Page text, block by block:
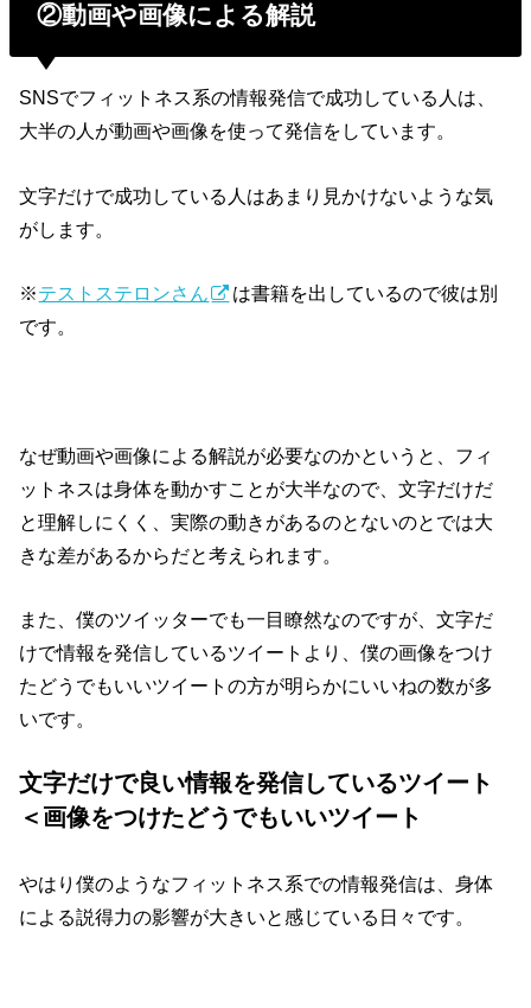
②動画や画像による解説
SNSでフィットネス系の情報発信で成功している人は、
大半の人が動画や画像を使って発信をしています。
文字だけで成功している人はあまり見かけないような気
がします。
※テストステロンさん
は書籍を出しているので彼は別
です。
なぜ動画や画像による解説が必要なのかというと、フィ
ットネスは身体を動かすことが大半なので、文字だけだ
と理解しにくく、実際の動きがあるのとないのとでは大
きな差があるからだと考えられます。
また、僕のツイッターでも一目瞭然なのですが、文字だ
けで情報を発信しているツイートより、僕の画像をつけ
たどうでもいいツイートの方が明らかにいいねの数が多
いです。
文字だけで良い情報を発信しているツイート
＜画像をつけたどうでもいいツイート
やはり僕のようなフィットネス系での情報発信は、身体
による説得力の影響が大きいと感じている日々です。